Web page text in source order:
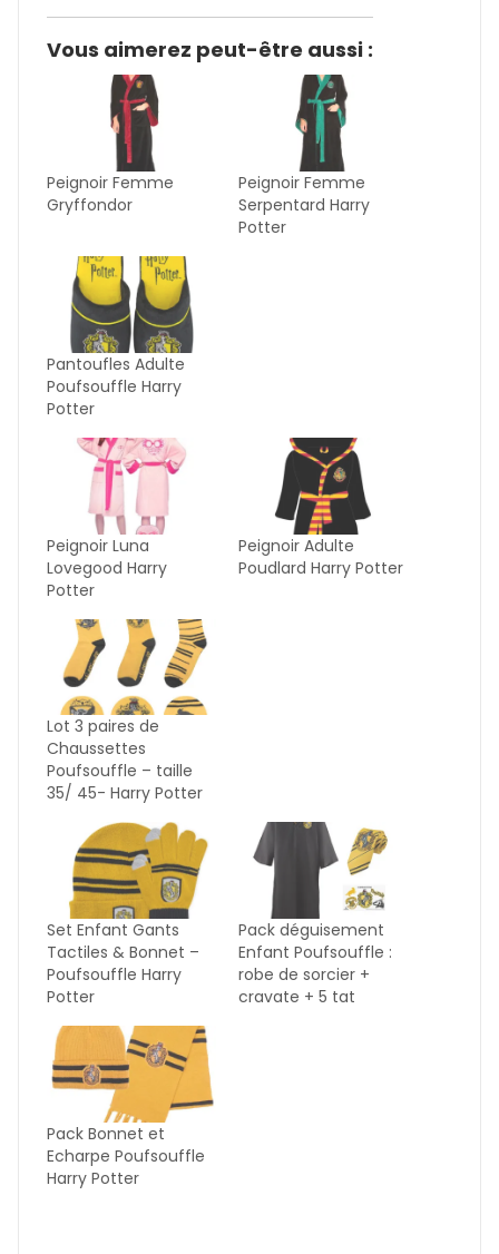
Vous aimerez peut-être aussi :
Peignoir Femme
Gryffondor
Peignoir Femme
Serpentard Harry
Potter
Pantoufles Adulte
Poufsouffle Harry
Potter
Peignoir Luna
Lovegood Harry
Potter
Peignoir Adulte
Poudlard Harry Potter
Lot 3 paires de
Chaussettes
Poufsouffle – taille
35/ 45- Harry Potter
Set Enfant Gants
Tactiles & Bonnet –
Poufsouffle Harry
Potter
Pack déguisement
Enfant Poufsouffle :
robe de sorcier +
cravate + 5 tat
Pack Bonnet et
Echarpe Poufsouffle
Harry Potter